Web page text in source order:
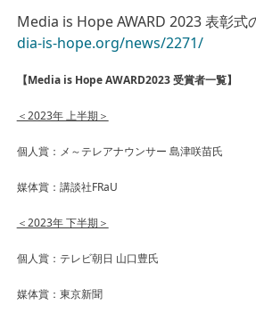
Media is Hope AWARD 2023 表彰
dia-is-hope.org/news/2271/
【Media is Hope AWARD2023 受賞者一覧】
＜2023年 上半期＞
個人賞： メ～テレアナウンサー 島津咲苗氏
媒体賞：講談社FRaU
＜2023年 下半期＞
個人賞：テレビ朝日 山口豊氏
媒体賞：東京新聞